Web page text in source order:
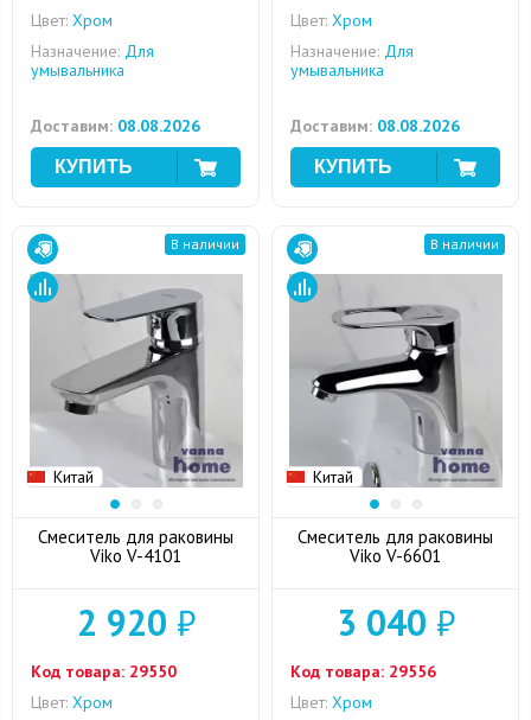
Цвет: Хром
Назначение: Для
умывальника
Доставим: 08.08.2026
Цвет: Хром
Назначение: Для
умывальника
Доставим: 08.08.2026
Китай
В наличии
Смеситель для раковины
Viko V-4101
2 920 ₽
Код товара: 29550
Цвет: Хром
Китай
В наличии
Смеситель для раковины
Viko V-6601
3 040 ₽
Код товара: 29556
Цвет: Хром